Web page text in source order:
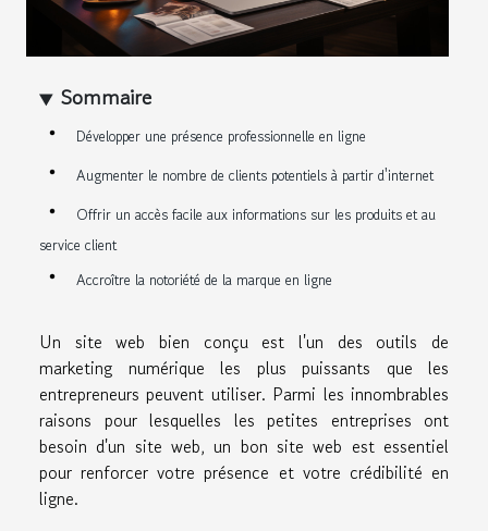
Sommaire
Développer une présence professionnelle en ligne
Augmenter le nombre de clients potentiels à partir d'internet
Offrir un accès facile aux informations sur les produits et au
service client
Accroître la notoriété de la marque en ligne
Un site web bien conçu est l'un des outils de
marketing numérique les plus puissants que les
entrepreneurs peuvent utiliser. Parmi les innombrables
raisons pour lesquelles les petites entreprises ont
besoin d'un site web, un bon site web est essentiel
pour renforcer votre présence et votre crédibilité en
ligne.